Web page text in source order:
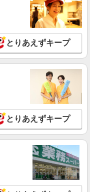
詳細を見る
☆車の運転できる方優
＜日払い有/週払い有/交
む)＞
い
詳細を見る
とりあえずキープ
とりあえずキープ